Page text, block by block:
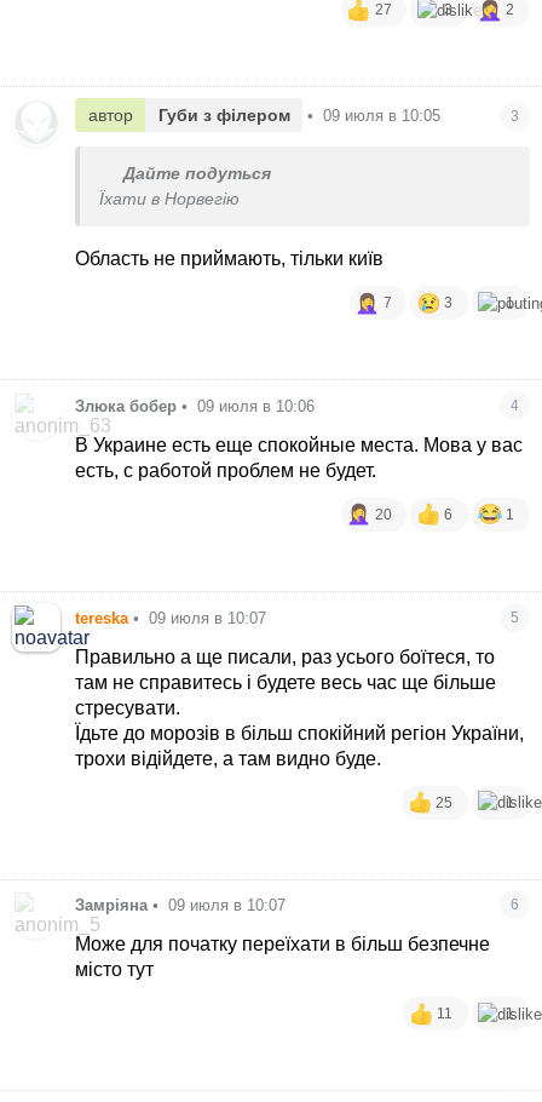
27 3 2
автор Губи з філером • 09 июля в 10:05 3
Дайте подуться
Їхати в Норвегію
Область не приймають, тільки київ
7 3 1
Злюка бобер • 09 июля в 10:06 4
В Украине есть еще спокойные места. Мова у вас
есть, с работой проблем не будет.
20 6 1
tereska • 09 июля в 10:07 5
Правильно а ще писали, раз усього боїтеся, то
там не справитесь і будете весь час ще більше
стресувати.
Їдьте до морозів в більш спокійний регіон України,
трохи відійдете, а там видно буде.
25 1
Замріяна • 09 июля в 10:07 6
Може для початку переїхати в більш безпечне
місто тут
11 1